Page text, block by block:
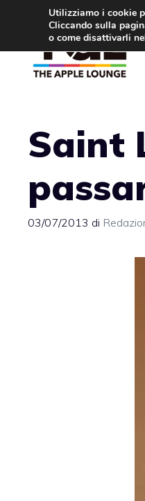
contenuto
Saint
03/07/2013 di
Utilizziamo i cookie
Cliccando sulla
o come disattivarli